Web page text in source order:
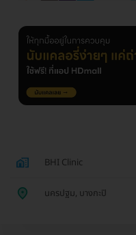
BHI Clinic
นครปฐม, บางกะปิ